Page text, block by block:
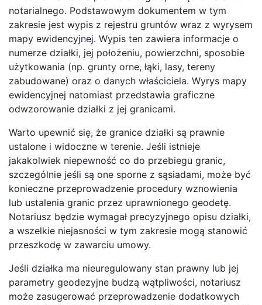
notarialnego. Podstawowym dokumentem w tym
zakresie jest wypis z rejestru gruntów wraz z wyrysem
mapy ewidencyjnej. Wypis ten zawiera informacje o
numerze działki, jej położeniu, powierzchni, sposobie
użytkowania (np. grunty orne, łąki, lasy, tereny
zabudowane) oraz o danych właściciela. Wyrys mapy
ewidencyjnej natomiast przedstawia graficzne
odwzorowanie działki z jej granicami.
Warto upewnić się, że granice działki są prawnie
ustalone i widoczne w terenie. Jeśli istnieje
jakakolwiek niepewność co do przebiegu granic,
szczególnie jeśli są one sporne z sąsiadami, może być
konieczne przeprowadzenie procedury wznowienia
lub ustalenia granic przez uprawnionego geodetę.
Notariusz będzie wymagał precyzyjnego opisu działki,
a wszelkie niejasności w tym zakresie mogą stanowić
przeszkodę w zawarciu umowy.
Jeśli działka ma nieuregulowany stan prawny lub jej
parametry geodezyjne budzą wątpliwości, notariusz
może zasugerować przeprowadzenie dodatkowych